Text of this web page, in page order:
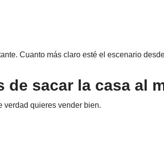
Cuanto más claro esté el escenario
sacar la casa al
verdad quieres vender bien.